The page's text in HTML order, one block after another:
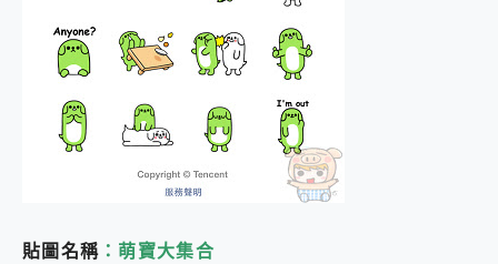
貼圖名稱 ：萌寶大集合